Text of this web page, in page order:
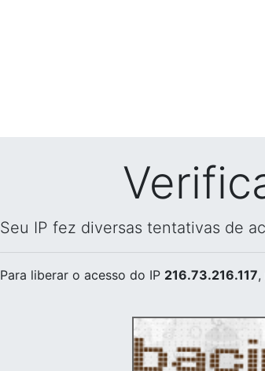
Seu IP fez diversas tentativas de
Para liberar o acesso do IP 216.73.216.117,